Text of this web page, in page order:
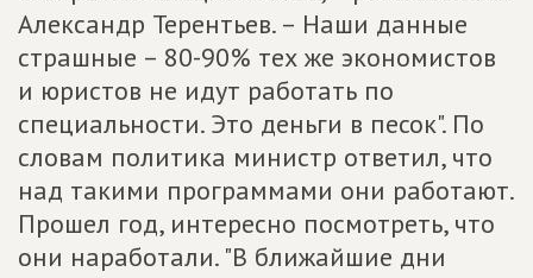
Александр Терентьев. – Наши данные
страшные – 80-90% тех же экономистов
и юристов не идут работать по
специальности. Это деньги в песок". По
словам политика министр ответил, что
над такими программами они работают.
Прошел год, интересно посмотреть, что
они наработали. "В ближайшие дни